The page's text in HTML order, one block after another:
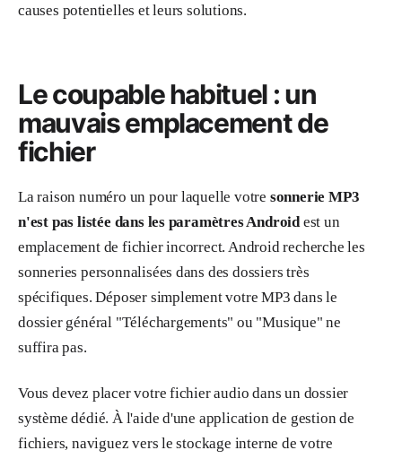
causes potentielles et leurs solutions.
Le coupable habituel : un
mauvais emplacement de
fichier
La raison numéro un pour laquelle votre sonnerie MP3
n'est pas listée dans les paramètres Androidest un
emplacement de fichier incorrect. Android recherche les
sonneries personnalisées dans des dossiers très
spécifiques. Déposer simplement votre MP3 dans le
dossier général "Téléchargements" ou "Musique" ne
suffira pas.
Vous devez placer votre fichier audio dans un dossier
système dédié. À l'aide d'une application de gestion de
fichiers, naviguez vers le stockage interne de votre